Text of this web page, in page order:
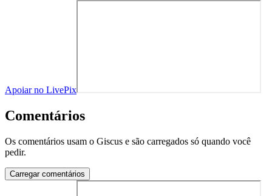
Apoiar no LivePix
Comentários
Os comentários usam o Giscus e são carregados só quando você
pedir.
Carregar comentários